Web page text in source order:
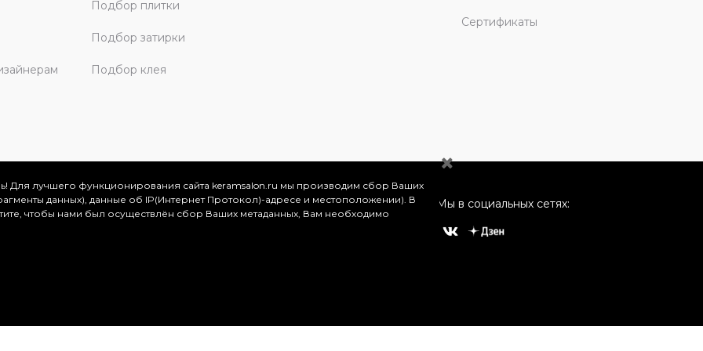
Подбор плитки
Подбор затирки
Подбор клея
Сертификаты
и Московской области, 2026
представлена на сайте в ознакомительных целях и ни
определяемой положениями Статьи 437 (2) Гражданского
Мы в социальных сетях:
Для лучшего функционирования сайта keramsalon.ru мы производим сбор Ваших
данных), данные об IP(Интернет Протокол)-адресе и местоположении). В
чтобы нами был осуществлён сбор Ваших метаданных, Вам необходимо